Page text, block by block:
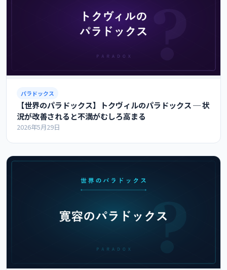
パラドックス
【世界のパラドックス】トクヴィルのパラドックス ─ 状
況が改善されると不満がむしろ高まる
2026年5月29日